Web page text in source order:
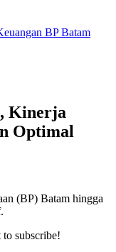
BP Batam
Kinerja
Optimal
(BP) Batam hingga
subscribe!